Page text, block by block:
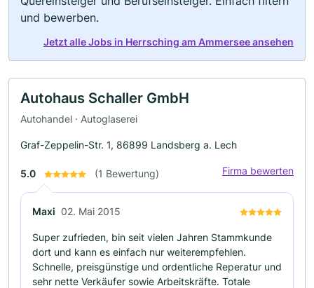
und bewerben.
Jetzt alle Jobs in Herrsching am Ammersee ansehen
Autohaus Schaller GmbH
Autohandel · Autoglaserei
Graf-Zeppelin-Str. 1, 86899 Landsberg a. Lech
5.0 (1 Bewertung) Firma bewerten
Maxi 02. Mai 2015
Super zufrieden, bin seit vielen Jahren Stammkunde
dort und kann es einfach nur weiterempfehlen.
Schnelle, preisgünstige und ordentliche Reperatur und
sehr nette Verkäufer sowie Arbeitskräfte. Totale